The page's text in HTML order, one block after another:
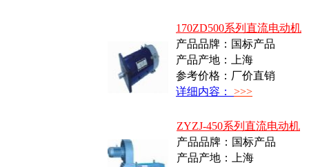
170ZD500系列直流电动机
产品品牌：国标产品
产品产地：上海
参考价格：厂价直销
详细内容： >>>
ZYZJ-450系列直流电动机
产品品牌：国标产品
产品产地：上海